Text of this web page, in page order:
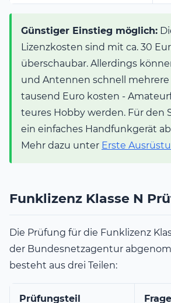
Günstiger Einstieg möglich:
Lizenzkosten sind mit ca. 30
überschaubar. Allerdings
und Antennen schnell
tausend Euro kosten -
teures Hobby werden. Für den
ein einfaches Handfunkgerät ab
Mehr dazu unter Erste
Funklizenz Klasse N
Die Prüfung für die Funklizenz
der Bundesnetzagentur
besteht aus drei Teilen:
Prüfungsteil